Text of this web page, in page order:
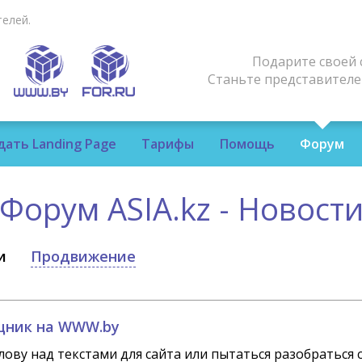
Подарите своей
Станьте
Landing Page Тарифы Помощь Форум
ASIA.kz -
Продвижение
на WWW.by
над текстами для сайта или пытаться